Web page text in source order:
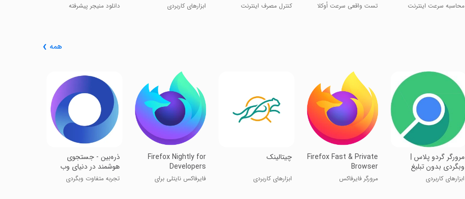
محاسبه سرعت اینترنت تست واقعی سرعت اُوکلا کنترل مصرف اینترنت ابزارهای کاربردی دانلود منیجر پیشرفته
همه
مرورگر گردو پلاس |
وبگردی بدون تبلیغ
ابزارهای کاربردی
Firefox Fast & Private
Browser
مرورگر فایرفاکس
‏چیتالینک
ابزارهای کاربردی
Firefox Nightly for
Developers
فایرفاکس نایتلی برای
‏‏‏‏‏ذره‌بین - جستجوی
هوشمند در دنیای وب
تجربه متفاوت وبگردی